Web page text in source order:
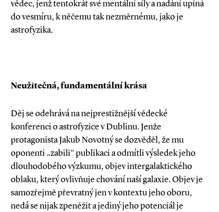
vědec, jenž tentokrát své mentální síly a nadání upíná
do vesmíru, k něčemu tak nezměrnému, jako je
astrofyzika.
Neužitečná, fundamentální krása
Děj se odehrává na nejprestižnější vědecké
konferenci o astrofyzice v Dublinu. Jenže
protagonista Jakub Novotný se dozvěděl, že mu
oponenti „zabili“ publikaci a odmítli výsledek jeho
dlouhodobého výzkumu, objev intergalaktického
oblaku, který ovlivňuje chování naší galaxie. Objev je
samozřejmě převratný jen v kontextu jeho oboru,
nedá se nijak zpeněžit a jediný jeho potenciál je